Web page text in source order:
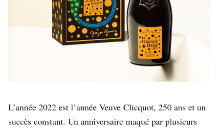
L’année 2022 est l’année Veuve Clicquot, 250 ans et un
succès constant. Un anniversaire maqué par plusieurs